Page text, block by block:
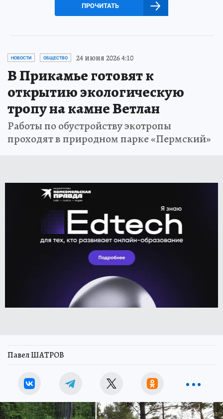
ПРОЧИТАТЬ
НОВОСТИ ОБЩЕСТВО 24 июня 2026 4:10
В Прикамье готовят к
открытию экологическую
тропу на камне Ветлан
Работы по обустройству экотропы
проходят в природном парке «Пермский»
Павел ШАТРОВ